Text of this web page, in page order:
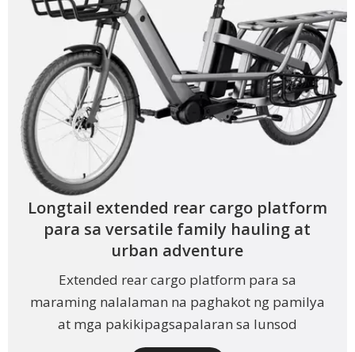
Longtail extended rear cargo platform
para sa versatile family hauling at
urban adventure
Extended rear cargo platform para sa
maraming nalalaman na paghakot ng pamilya
at mga pakikipagsapalaran sa lunsod